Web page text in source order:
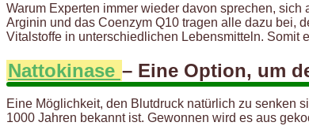
Warum Experten immer wieder davon sprechen,
Arginin und das Coenzym Q10 tragen alle dazu bei,
Vitalstoffe in unterschiedlichen Lebensmitteln. Somit
Nattokinase – Eine Option, um
Eine Möglichkeit, den Blutdruck natürlich zu senken
1000 Jahren bekannt ist. Gewonnen wird es aus